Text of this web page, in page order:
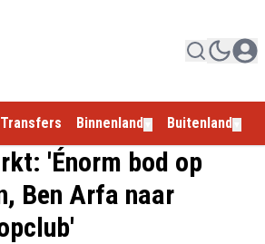
Transfers Binnenland Buitenland
'Énorm bod op
Ben Arfa naar